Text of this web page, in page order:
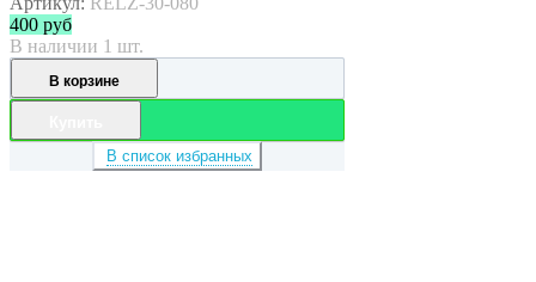
400 руб
В наличии 1 шт.
В корзине
В список избранных